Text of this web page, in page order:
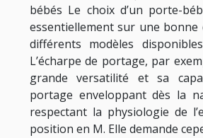
bébés Le choix d’un porte-
essentiellement sur une bonne
différents modèles
L’écharpe de portage, par
grande versatilité et sa
portage enveloppant dès la
respectant la physiologie de
position en M. Elle demande